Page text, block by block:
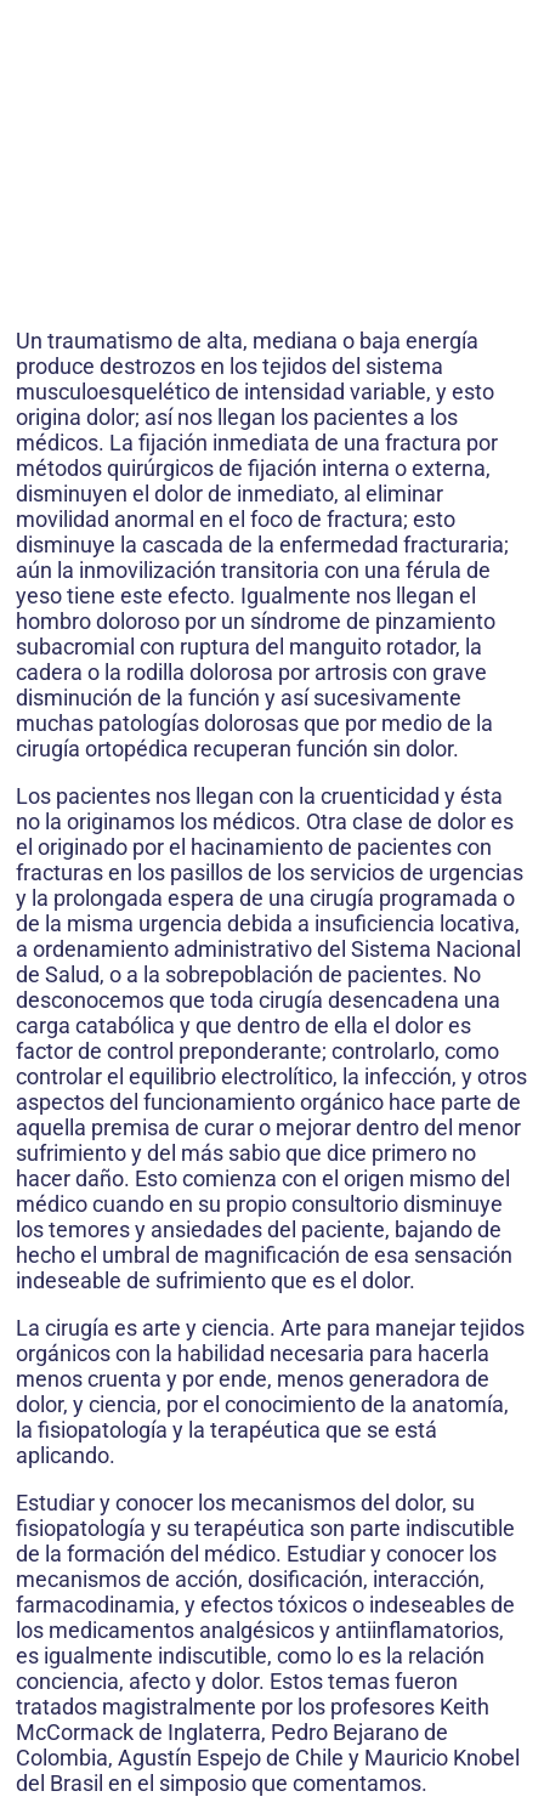
Un traumatismo de alta, mediana o baja energía
produce destrozos en los tejidos del sistema
musculoesquelético de intensidad variable, y esto
origina dolor; así nos llegan los pacientes a los
médicos. La fijación inmediata de una fractura por
métodos quirúrgicos de fijación interna o externa,
disminuyen el dolor de inmediato, al eliminar
movilidad anormal en el foco de fractura; esto
disminuye la cascada de la enfermedad fracturaria;
aún la inmovilización transitoria con una férula de
yeso tiene este efecto. Igualmente nos llegan el
hombro doloroso por un síndrome de pinzamiento
subacromial con ruptura del manguito rotador, la
cadera o la rodilla dolorosa por artrosis con grave
disminución de la función y así sucesivamente
muchas patologías dolorosas que por medio de la
cirugía ortopédica recuperan función sin dolor.
Los pacientes nos llegan con la cruenticidad y ésta
no la originamos los médicos. Otra clase de dolor es
el originado por el hacinamiento de pacientes con
fracturas en los pasillos de los servicios de urgencias
y la prolongada espera de una cirugía programada o
de la misma urgencia debida a insuficiencia locativa,
a ordenamiento administrativo del Sistema Nacional
de Salud, o a la sobrepoblación de pacientes. No
desconocemos que toda cirugía desencadena una
carga catabólica y que dentro de ella el dolor es
factor de control preponderante; controlarlo, como
controlar el equilibrio electrolítico, la infección, y otros
aspectos del funcionamiento orgánico hace parte de
aquella premisa de curar o mejorar dentro del menor
sufrimiento y del más sabio que dice primero no
hacer daño. Esto comienza con el origen mismo del
médico cuando en su propio consultorio disminuye
los temores y ansiedades del paciente, bajando de
hecho el umbral de magnificación de esa sensación
indeseable de sufrimiento que es el dolor.
La cirugía es arte y ciencia. Arte para manejar tejidos
orgánicos con la habilidad necesaria para hacerla
menos cruenta y por ende, menos generadora de
dolor, y ciencia, por el conocimiento de la anatomía,
la fisiopatología y la terapéutica que se está
aplicando.
Estudiar y conocer los mecanismos del dolor, su
fisiopatología y su terapéutica son parte indiscutible
de la formación del médico. Estudiar y conocer los
mecanismos de acción, dosificación, interacción,
farmacodinamia, y efectos tóxicos o indeseables de
los medicamentos analgésicos y antiinflamatorios,
es igualmente indiscutible, como lo es la relación
conciencia, afecto y dolor. Estos temas fueron
tratados magistralmente por los profesores Keith
McCormack de Inglaterra, Pedro Bejarano de
Colombia, Agustín Espejo de Chile y Mauricio Knobel
del Brasil en el simposio que comentamos.